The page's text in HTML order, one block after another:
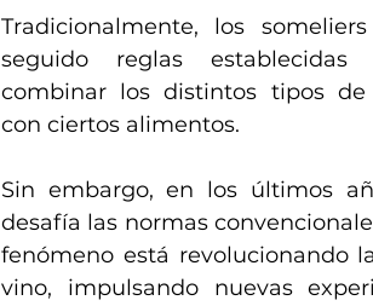
Tradicionalmente, los
seguido reglas establecidas
combinar los distintos tipos de
con ciertos alimentos.
Sin embargo, en los últimos
desafía las normas
fenómeno está revolucionando
vino, impulsando nuevas